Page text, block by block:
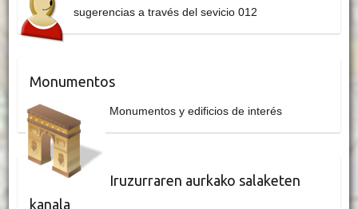
sugerencias a través del sevicio 012
Monumentos
Monumentos y edificios de interés
Iruzurraren aurkako salaketen
kanala